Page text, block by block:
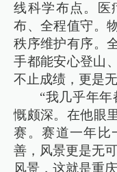
线科学布点。医
布、全程值守。
秩序维护有序。
手都能安心登山
不止成绩，更是
“我几乎年
慨颇深。在他眼
赛。赛道一年比
善，风景更是无
风景，这就是重